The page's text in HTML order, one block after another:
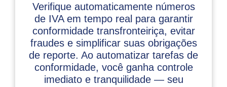
Verifique automaticamente números
de IVA em tempo real para garantir
conformidade transfronteiriça, evitar
fraudes e simplificar suas obrigações
de reporte. Ao automatizar tarefas de
conformidade, você ganha controle
imediato e tranquilidade — seu